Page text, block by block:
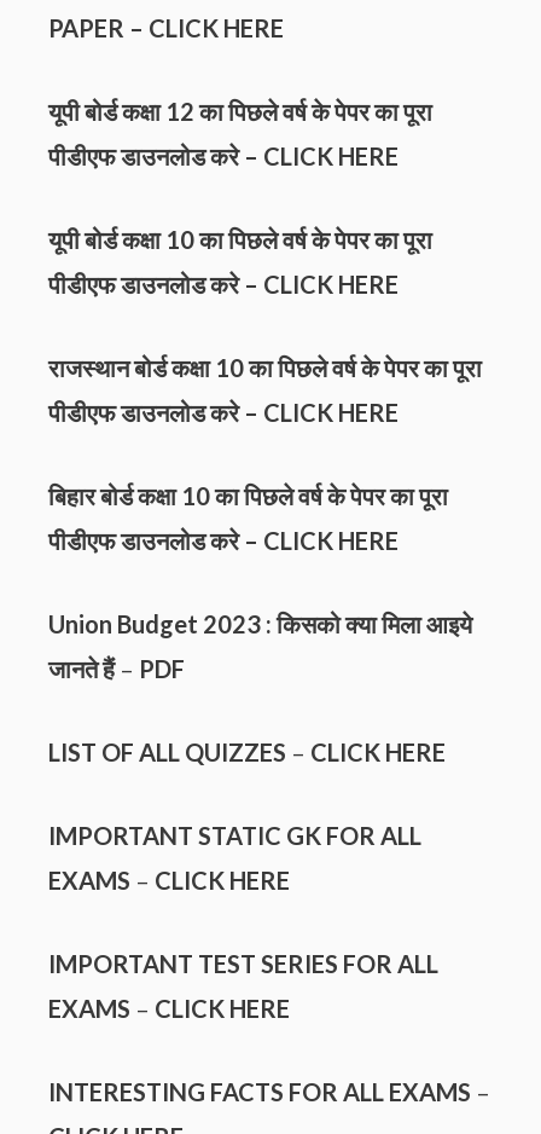
PAPER – CLICK HERE
यूपी बोर्ड कक्षा 12 का पिछले वर्ष के पेपर का पूरा
पीडीएफ डाउनलोड करे – CLICK HERE
यूपी बोर्ड कक्षा 10 का पिछले वर्ष के पेपर का पूरा
पीडीएफ डाउनलोड करे – CLICK HERE
राजस्थान बोर्ड कक्षा 10 का पिछले वर्ष के पेपर का पूरा
पीडीएफ डाउनलोड करे – CLICK HERE
बिहार बोर्ड कक्षा 10 का पिछले वर्ष के पेपर का पूरा
पीडीएफ डाउनलोड करे – CLICK HERE
Union Budget 2023 : किसको क्या मिला आइये
जानते हैं – PDF
LIST OF ALL QUIZZES – CLICK HERE
IMPORTANT STATIC GK FOR ALL
EXAMS – CLICK HERE
IMPORTANT TEST SERIES FOR ALL
EXAMS – CLICK HERE
INTERESTING FACTS FOR ALL EXAMS –